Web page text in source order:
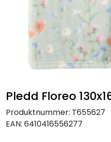
Pledd Floreo
Produktnummer: T655627
EAN: 6410416556277
KJØKKEN
MØBLER
GAVESETT
JUL